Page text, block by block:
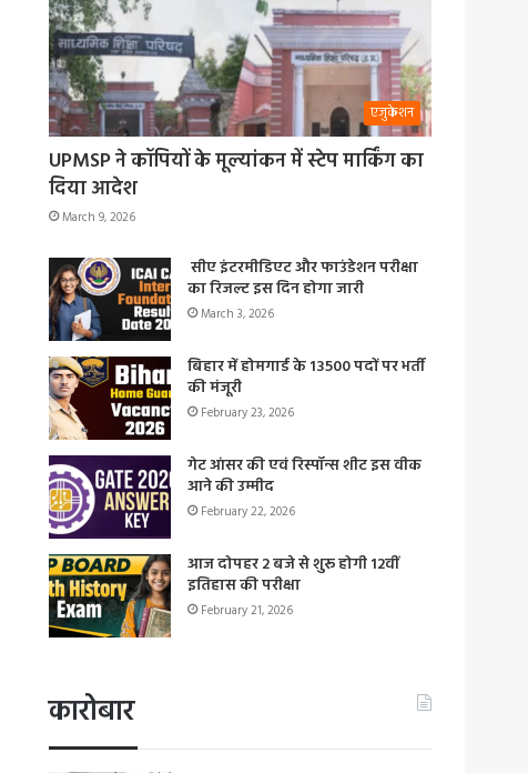
एजुकेशन
UPMSP ने कॉपियों के मूल्यांकन में स्टेप मार्किंग का
दिया आदेश
March 9, 2026
सीए इंटरमीडिएट और फाउंडेशन परीक्षा
का रिजल्ट इस दिन होगा जारी
March 3, 2026
बिहार में होमगार्ड के 13500 पदों पर भर्ती
की मंजूरी
February 23, 2026
गेट आंसर की एवं रिस्पॉन्स शीट इस वीक
आने की उम्मीद
February 22, 2026
आज दोपहर 2 बजे से शुरू होगी 12वीं
इतिहास की परीक्षा
February 21, 2026
कारोबार